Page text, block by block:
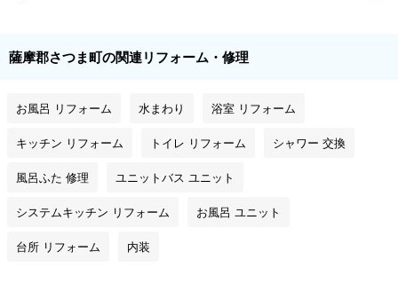
薩摩郡さつま町の関連リフォーム・修理
お風呂 リフォーム 水まわり 浴室 リフォーム
キッチン リフォーム トイレ リフォーム シャワー 交換
風呂ふた 修理 ユニットバス ユニット
システムキッチン リフォーム お風呂 ユニット
台所 リフォーム 内装